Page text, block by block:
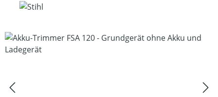
Bildergalerie überspringen